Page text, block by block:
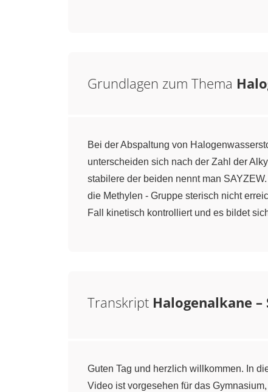
Grundlagen zum Thema
Bei der Abspaltung von
unterscheiden sich nach der Zahl der
stabilere der beiden nennt man
die Methylen - Gruppe sterisch nicht
Fall kinetisch kontrolliert und es bildet
Transkript Halogenalkane
Guten Tag und herzlich willkommen. In
Video ist vorgesehen für das